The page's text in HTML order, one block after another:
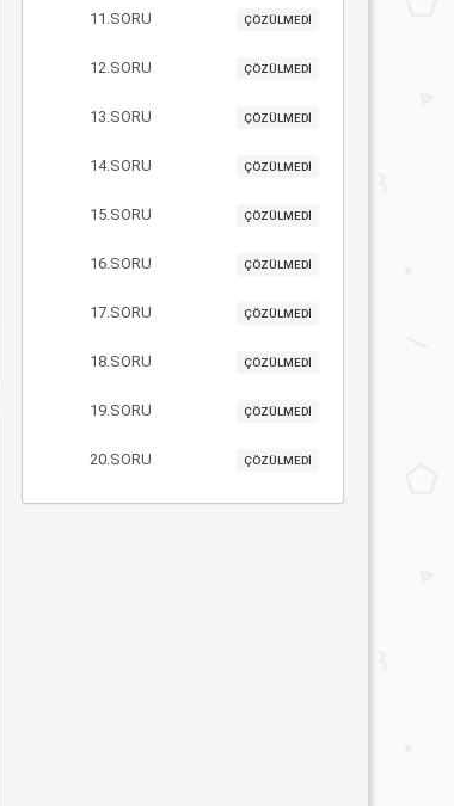
11.SORU ÇÖZÜLMEDİ
12.SORU ÇÖZÜLMEDİ
13.SORU ÇÖZÜLMEDİ
14.SORU ÇÖZÜLMEDİ
15.SORU ÇÖZÜLMEDİ
16.SORU ÇÖZÜLMEDİ
17.SORU ÇÖZÜLMEDİ
18.SORU ÇÖZÜLMEDİ
19.SORU ÇÖZÜLMEDİ
20.SORU ÇÖZÜLMEDİ